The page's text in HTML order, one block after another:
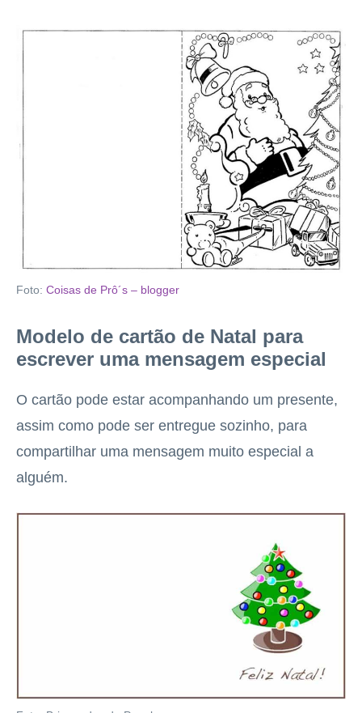
Foto: Coisas de Prô´s – blogger
Modelo de cartão de Natal para
escrever uma mensagem especial
O cartão pode estar acompanhando um presente,
assim como pode ser entregue sozinho, para
compartilhar uma mensagem muito especial a
alguém.